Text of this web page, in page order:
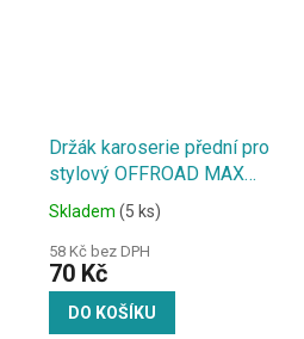
Držák karoserie přední pro
stylový OFFROAD MAX
Angry Beast 1:18
Skladem (5 ks)
58 Kč bez DPH
70 Kč
DO KOŠÍKU